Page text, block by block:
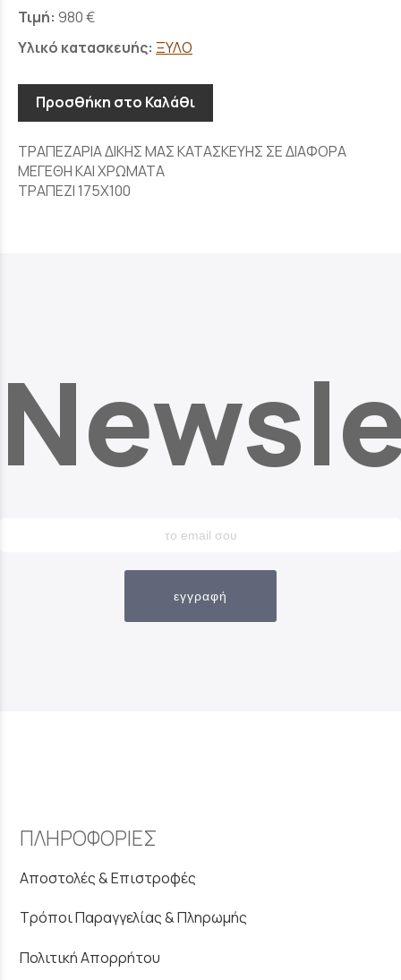
Τιμή: 980 €
Υλικό κατασκευής: ΞΥΛΟ
Προσθήκη στο Καλάθι
ΤΡΑΠΕΖΑΡΙΑ ΔΙΚΗΣ ΜΑΣ ΚΑΤΑΣΚΕΥΗΣ ΣΕ ΔΙΑΦΟΡΑ
ΜΕΓΕΘΗ ΚΑΙ ΧΡΩΜΑΤΑ
ΤΡΑΠΕΖΙ 175Χ100
εγγραφή
ΠΛΗΡΟΦΟΡΙΕΣ
Αποστολές & Επιστροφές
Τρόποι Παραγγελίας & Πληρωμής
Πολιτική Απορρήτου